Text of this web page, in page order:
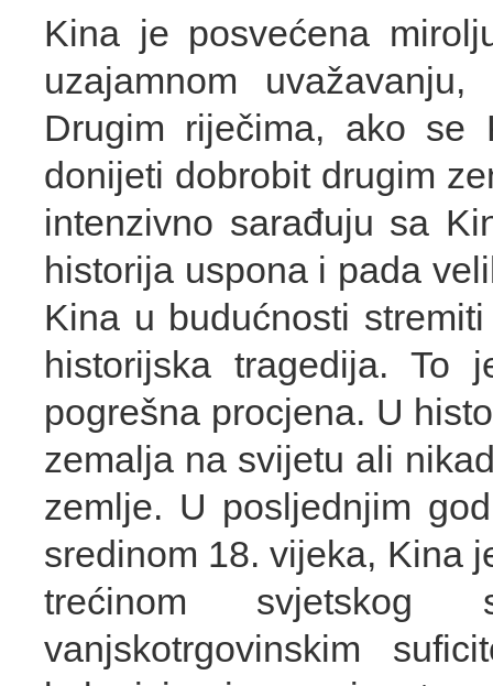
Kina je posvećena
uzajamnom
Drugim riječima, ako se
donijeti dobrobit drugim
intenzivno sarađuju sa
historija uspona i pada
Kina u budućnosti
historijska tragedija. To
pogrešna procjena. U
zemalja na svijetu ali
zemlje. U posljednjim
sredinom 18. vijeka, Kina
trećinom svjetskog
vanjskotrgovinskim